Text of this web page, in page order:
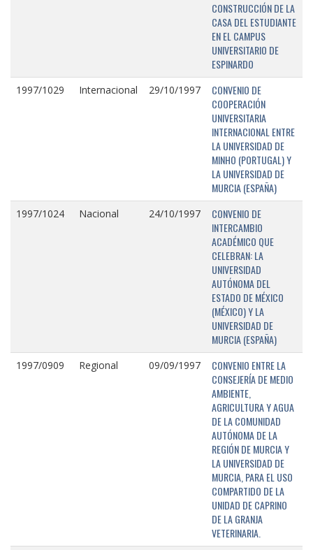
CONSTRUCCIÓN DE LA
CASA DEL ESTUDIANTE
EN EL CAMPUS
UNIVERSITARIO DE
ESPINARDO
1997/1029 Internacional 29/10/1997
CONVENIO DE
COOPERACIÓN
UNIVERSITARIA
INTERNACIONAL ENTRE
LA UNIVERSIDAD DE
MINHO (PORTUGAL) Y
LA UNIVERSIDAD DE
MURCIA (ESPAÑA)
1997/1024 Nacional 24/10/1997
CONVENIO DE
INTERCAMBIO
ACADÉMICO QUE
CELEBRAN: LA
UNIVERSIDAD
AUTÓNOMA DEL
ESTADO DE MÉXICO
(MÉXICO) Y LA
UNIVERSIDAD DE
MURCIA (ESPAÑA)
1997/0909 Regional 09/09/1997
CONVENIO ENTRE LA
CONSEJERÍA DE MEDIO
AMBIENTE,
AGRICULTURA Y AGUA
DE LA COMUNIDAD
AUTÓNOMA DE LA
REGIÓN DE MURCIA Y
LA UNIVERSIDAD DE
MURCIA, PARA EL USO
COMPARTIDO DE LA
UNIDAD DE CAPRINO
DE LA GRANJA
VETERINARIA.